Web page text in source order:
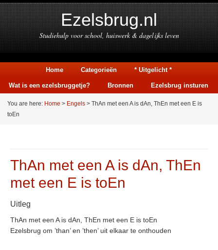
Ezelsbrug.nl
Studiehulp voor school, huiswerk & dagelijks leven
Home Categorieën * Uitgelicht *
Wat is een ezelsbruggetje? Bronnen Ezelsbrug insturen
You are here: Home > Engels > ThAn met een A is dAn, ThEn met een E is
toEn
ThAn met een A is dAn, ThEn
met een E is toEn
Uitleg
ThAn met een A is dAn, ThEn met een E is toEn
Ezelsbrug om ’than’ en ’then’ uit elkaar te onthouden